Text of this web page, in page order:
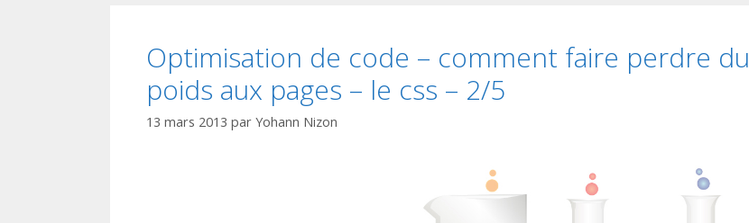
Optimisation de code – comment faire perdre du
poids aux pages – le css – 2/5
13 mars 2013 par Yohann Nizon